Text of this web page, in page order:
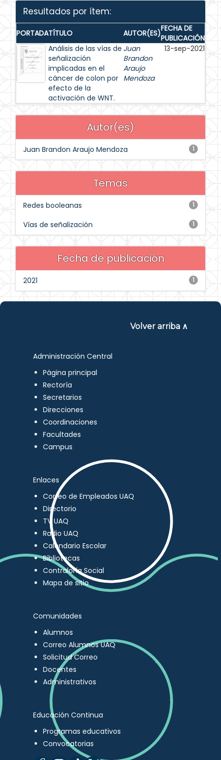
Resultados por ítem:
PORTADATÍTULO AUTOR(ES)FECHA DE
PUBLICACIÓN
Análisis de las vías de
señalización
implicadas en el
cáncer de colon por
efecto de la
activación de WNT.
Juan
Brandon
Araujo
Mendoza
13-sep-2021
Autor(es)
1
Juan Brandon Araujo Mendoza
Temas
1
Redes booleanas
1
Vías de señalización
Fecha de publicación
1
2021
Volver arriba ∧
Administración Central
Página principal
Rectoría
Secretarios
Direcciones
Coordinaciones
Facultades
Campus
Enlaces
Correo de Empleados UAQ
Directorio
TV UAQ
Radio UAQ
Calendario Escolar
Bibliotecas
Contraloría Social
Mapa de sitio
Comunidades
Alumnos
Correo Alumnos UAQ
Solicitud Correo
Docentes
Administrativos
Educación Continua
Programas educativos
Convocatorias